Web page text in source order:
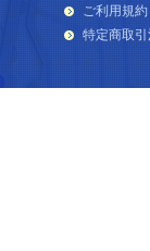
ご利用規約
特定商取